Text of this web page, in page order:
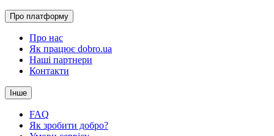
Про платформу
Про нас
Як працює dobro.ua
Наші партнери
Контакти
Інше
FAQ
Як зробити добро?